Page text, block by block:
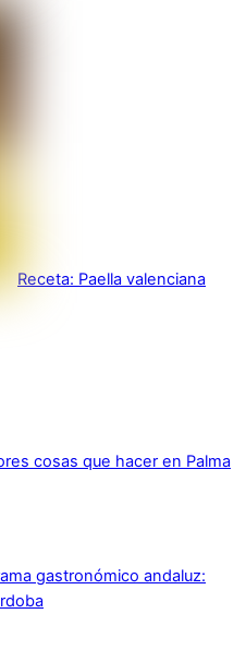
Receta: Paella valenciana
cosas que hacer en Palma
gastronómico andaluz: